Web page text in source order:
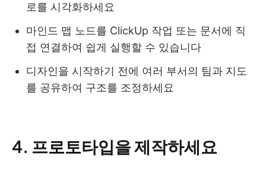
로를 시각화하세요
마인드 맵 노드를 ClickUp 작업 또는 문서에 직
접 연결하여 쉽게 실행할 수 있습니다
디자인을 시작하기 전에 여러 부서의 팀과 지도
를 공유하여 구조를 조정하세요
4. 프로토타입을 제작하세요